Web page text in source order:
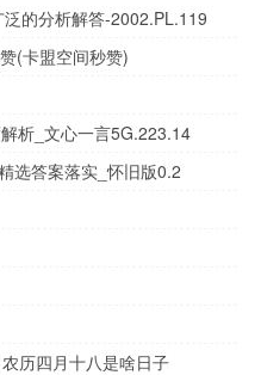
的分析解答-2002.PL.119
(卡盟空间秒赞)
析_文心一言5G.223.14
选答案落实_怀旧版0.2
历四月十八是啥日子